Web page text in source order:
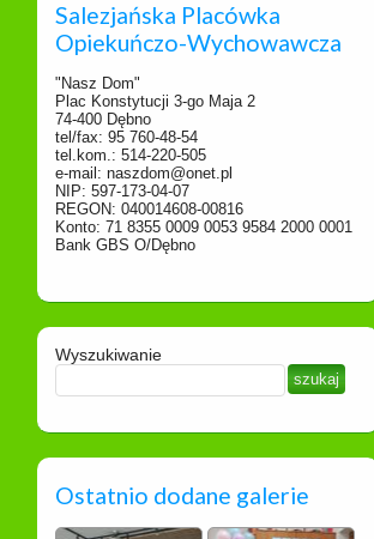
Salezjańska Placówka
Opiekuńczo-Wychowawcza
"Nasz Dom"
Plac Konstytucji 3-go Maja 2
74-400 Dębno
tel/fax: 95 760-48-54
tel.kom.: 514-220-505
e-mail: naszdom@onet.pl
NIP: 597-173-04-07
REGON: 040014608-00816
Konto: 71 8355 0009 0053 9584 2000 0001
Bank GBS O/Dębno
Wyszukiwanie
Ostatnio dodane galerie